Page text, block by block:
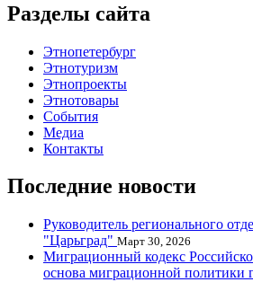
Разделы сайта
Этнопетербург
Этнотуризм
Этнопроекты
Этнотовары
События
Медиа
Контакты
Последние новости
Руководитель регионального
"Царьград" Март 30, 2026
Миграционный кодекс
основа миграционной политики